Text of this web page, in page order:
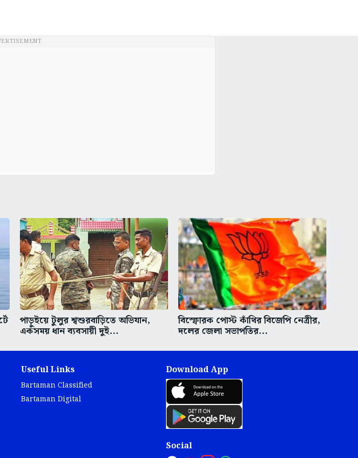
পাড়ুইয়ে টুলুর শ্বশুরবাড়িতে অভিযান,
একসময় ধান ব্যবসায়ী দুই...
বিস্ফোরক পোস্ট কাঁথির বিজেপি নেত্রীর,
দলের জেলা সভাপতির...
Useful Links
Bartaman Classified
Bartaman Digital
Download App
Social